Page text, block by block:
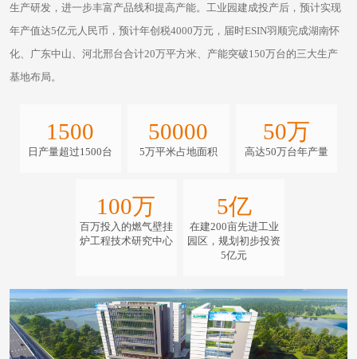
生产研发，进一步丰富产品线和提高产能。工业园建成投产后，预计实现
年产值达5亿元人民币，预计年创税4000万元，届时ESIN羽顺完成湖南怀
化、广东中山、河北邢台合计20万平方米、产能突破150万台的三大生产
基地布局。
1500
日产量超过1500台
50000
5万平米占地面积
50万
高达50万台年产量
100万
百万投入的燃气壁挂
炉工程技术研究中心
5亿
在建200亩先进工业
园区，规划初步投资
5亿元